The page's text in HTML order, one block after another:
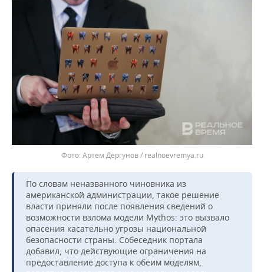
Артем Дергунов / realnoevremya.ru
По словам неназванного чиновника из
американской администрации, такое решение
власти приняли после появления сведений о
возможности взлома модели Mythos: это вызвало
опасения касательно угрозы национальной
безопасности страны. Собеседник портала
добавил, что действующие ограничения на
предоставление доступа к обеим моделям,